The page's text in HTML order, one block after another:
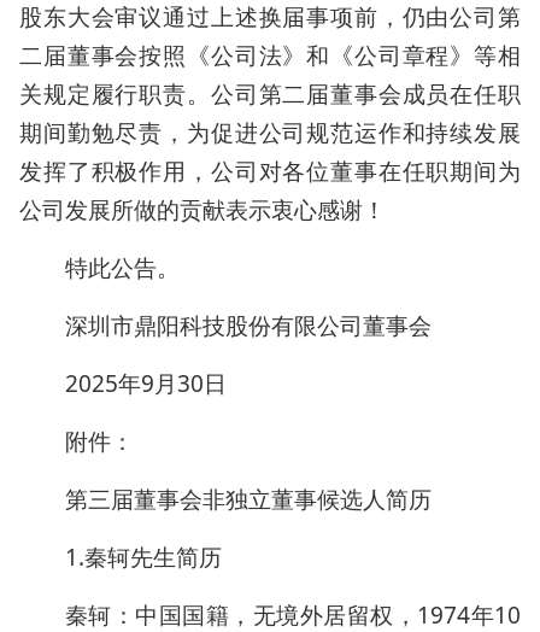
股东大会审议通过上述换届事项前，仍由公司第
二届董事会按照《公司法》和《公司章程》等相
关规定履行职责。公司第二届董事会成员在任职
期间勤勉尽责，为促进公司规范运作和持续发展
发挥了积极作用，公司对各位董事在任职期间为
公司发展所做的贡献表示衷心感谢！
特此公告。
深圳市鼎阳科技股份有限公司董事会
2025年9月30日
附件：
第三届董事会非独立董事候选人简历
1.秦轲先生简历
秦轲：中国国籍，无境外居留权，1974年10